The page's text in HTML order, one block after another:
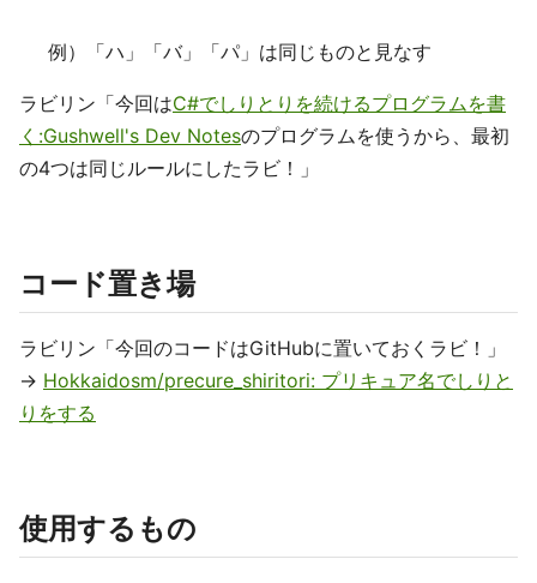
例）「ハ」「バ」「パ」は同じものと見なす
ラビリン「今回はC#でしりとりを続けるプログラムを書
く:Gushwell's Dev Notesのプログラムを使うから、最初
の4つは同じルールにしたラビ！」
コード置き場
ラビリン「今回のコードはGitHubに置いておくラビ！」
→ Hokkaidosm/precure_shiritori: プリキュア名でしりと
りをする
使用するもの